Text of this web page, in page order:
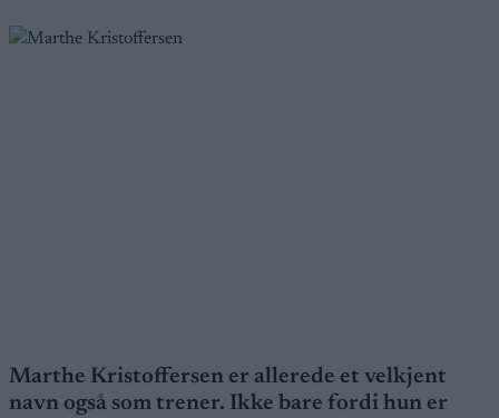
Marthe Kristoffersen er allerede et velkjent
navn også som trener. Ikke bare fordi hun er